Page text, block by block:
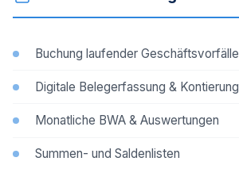
Buchung laufender Geschäftsvorfälle
Digitale Belegerfassung & Kontierung
Monatliche BWA & Auswertungen
Summen- und Saldenlisten